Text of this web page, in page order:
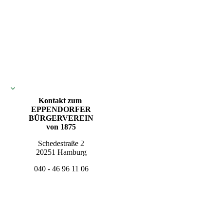
Kontakt zum
EPPENDORFER
BÜRGERVEREIN
von 1875
Schedestraße 2
20251 Hamburg
040 - 46 96 11 06